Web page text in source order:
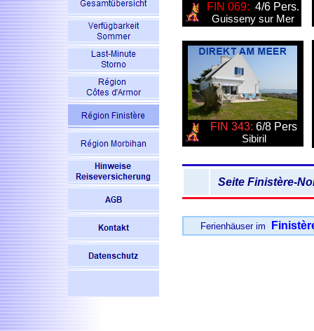
FIN 069: 4/6 Pers.
Guisseny surMer
FIN 343: 6/8 Pers
Sibiril
Seite Finistère-
Ferienhäuser im